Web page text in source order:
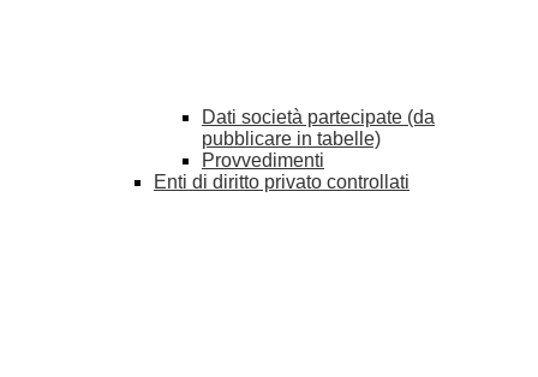
Dati società partecipate (da
pubblicare in tabelle)
Provvedimenti
Enti di diritto privato controllati